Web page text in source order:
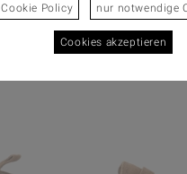
Cookie Policy nur notwendige
Cookies akzeptieren